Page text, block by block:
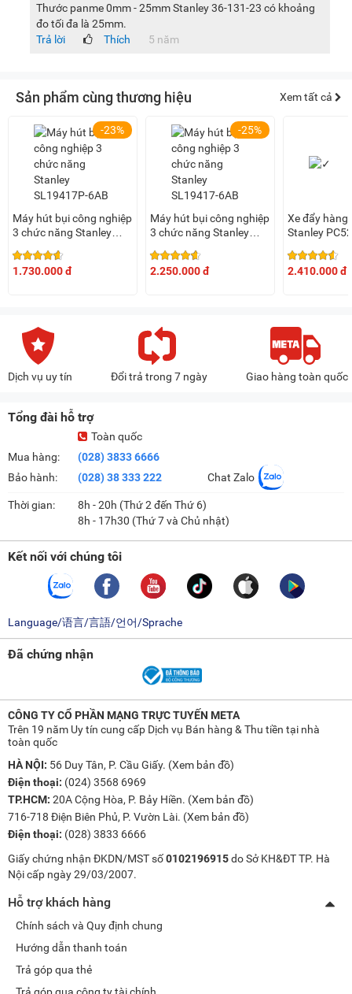
Thước panme 0mm - 25mm Stanley 36-131-23 có khoảng
đo tối đa là 25mm.
Trả lời
Thích 5 năm
Sản phẩm cùng thương hiệu Xem tất cả
-23%
Máy hút bụi công nghiệp
3 chức năng Stanley
1.730.000 đ
-25%
Máy hút bụi công nghiệp
3 chức năng Stanley
2.250.000 đ
Xe đẩy hàng
Stanley
2.410.000 đ
Dịch vụ uy tín Đổi trả trong 7 ngày Giao hàng toàn quốc
Tổng đài hỗ trợ
Mua hàng:
Bảo hành:
Toàn quốc
(028) 3833 6666
(028) 38 333 222
Chat Zalo
Thời gian:
8h - 20h (Thứ 2 đến Thứ 6)
8h - 17h30 (Thứ 7 và Chủ nhật)
Kết nối với chúng tôi
Language/语言/言語/언어/Sprache
Đã chứng nhận
CÔNG TY CỔ PHẦN MẠNG TRỰC TUYẾN META
Trên 19 năm Uy tín cung cấp Dịch vụ Bán hàng & Thu tiền tại nhà
toàn quốc
HÀ NỘI: 56 Duy Tân, P. Cầu Giấy. (Xem bản đồ)
Điện thoại: (024) 3568 6969
TP.HCM: 20A Cộng Hòa, P. Bảy Hiền. (Xem bản đồ)
716-718 Điện Biên Phủ, P. Vườn Lài. (Xem bản đồ)
Điện thoại: (028) 3833 6666
Giấy chứng nhận ĐKDN/MST số0102196915do Sở KH&ĐT TP. Hà
Nội cấp ngày 29/03/2007.
Hỗ trợ khách hàng
Chính sách và Quy định chung
Hướng dẫn thanh toán
Trả góp qua thẻ
Trả góp qua công ty tài chính